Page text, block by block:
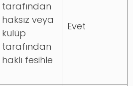
tarafından
haksız veya
kulüp
tarafından
haklı fesihle
Evet